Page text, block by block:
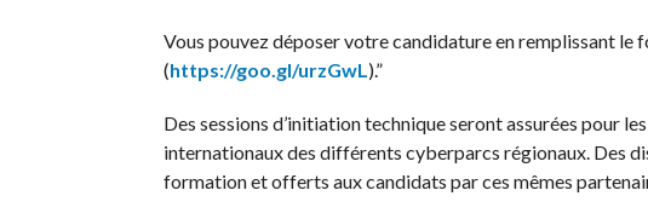
Vous pouvez déposer votre candidature en remplissant le
(https://goo.gl/urzGwL).”
Des sessions d’initiation technique seront assurées pour
internationaux des différents cyberparcs régionaux. Des
formation et offerts aux candidats par ces mêmes